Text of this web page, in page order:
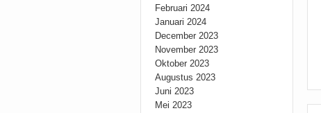
Februari 2024
Januari 2024
December 2023
November 2023
Oktober 2023
Augustus 2023
Juni 2023
Mei 2023